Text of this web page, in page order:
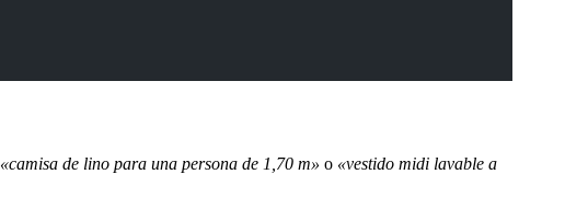
«camisa de lino para una persona de 1,70 m» o «vestido midi lavable a